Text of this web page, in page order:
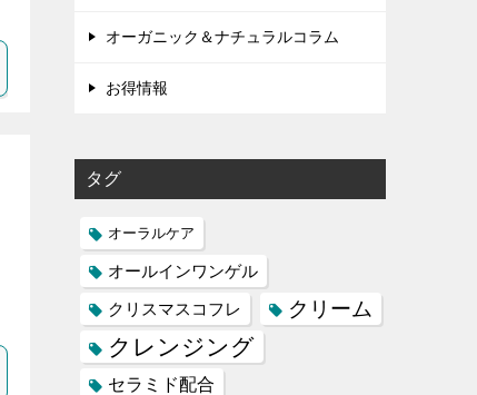
オーガニック＆ナチュラルコラム
お得情報
タグ
オーラルケア
オールインワンゲル
クリスマスコフレ
クリーム
クレンジング
セラミド配合